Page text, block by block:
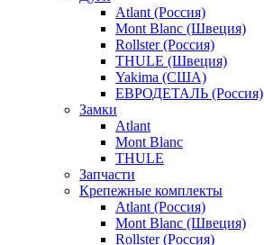
Atlant (Россия)
Mont Blanc (Швеция)
Rollster (Россия)
THULE (Швеция)
Yakima (США)
ЕВРОДЕТАЛЬ (Россия)
Замки
Atlant
Mont Blanc
THULE
Запчасти
Крепежные комплекты
Atlant (Россия)
Mont Blanc (Швеция)
Rollster (Россия)